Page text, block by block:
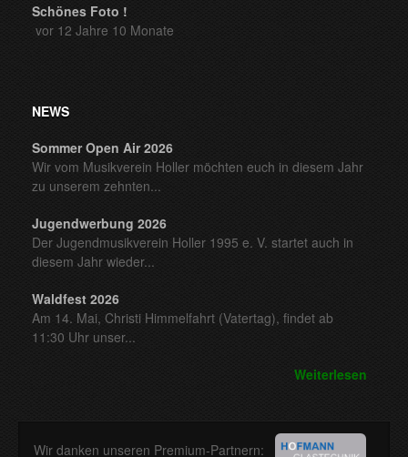
Schönes Foto !
vor 12 Jahre 10 Monate
NEWS
Sommer Open Air 2026
Wir vom Musikverein Holler möchten euch in diesem Jahr
zu unserem zehnten...
Jugendwerbung 2026
Der Jugendmusikverein Holler 1995 e. V. startet auch in
diesem Jahr wieder...
Waldfest 2026
Am 14. Mai, Christi Himmelfahrt (Vatertag), findet ab
11:30 Uhr unser...
Weiterlesen
Wir danken unseren Premium-Partnern: